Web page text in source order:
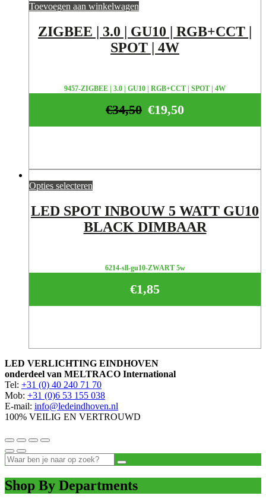
Toevoegen aan winkelwagen
ZIGBEE | 3.0 | GU10 | RGB+CCT |
SPOT | 4W
9457-ZIGBEE | 3.0 | GU10 | RGB+CCT | SPOT | 4W
€19,50
€34,50
Opties selecteren
LED SPOT INBOUW 5 WATT GU10
BLACK DIMBAAR
6214-sll-gu10-ZWART 5w
€1,85
LED VERLICHTING EINDHOVEN
onderdeel van MELTRACO International
Tel: +31 (0) 40 240 71 70
Mob: +31 (0)6 53 155 038
E-mail: info@ledeindhoven.nl
100% VEILIG EN VERTROUWD
Shop By Departments